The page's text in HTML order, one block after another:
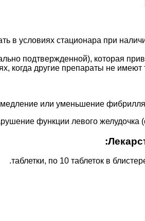
в условиях стационара при
подтвержденной), которая
когда другие препараты не
или уменьшение
функции левого желудочка
таблетки, по 10 таблеток в